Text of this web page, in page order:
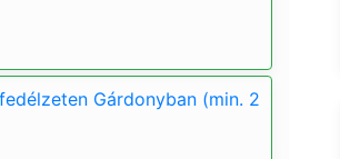
Gárdonyban (min. 2